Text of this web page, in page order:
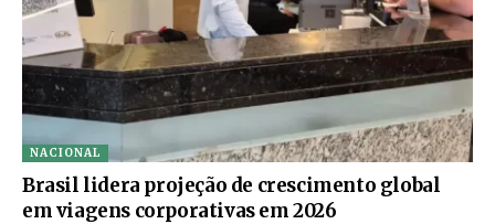
NACIONAL
Brasil lidera projeção de crescimento global
em viagens corporativas em 2026